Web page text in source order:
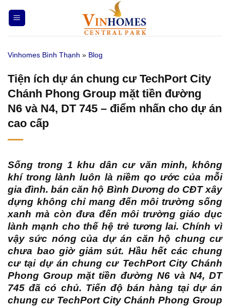
qua
nội
Vinhomes Bình Thạnh » Blog
Tiện ích dự án chung cư TechPort City
Chánh Phong Group mặt tiền đường
N6 và N4, DT 745 – điểm nhấn cho dự án
cao cấp
Sống trong 1 khu dân cư văn minh, không
khí trong lành luôn là niềm qo ước của mỗi
gia đình.bán căn hộ Bình Dươngdo CĐT xây
dựng không chỉ mang đến môi trường sống
xanh mà còn đưa đến môi trường giáo dục
lành mạnh cho thế hệ trẻ tương lai. Chính vì
vậy sức nóng của dự án căn hộ chung cư
chưa bao giờ giảm sút. Hầu hết các chung
cư tại dự án chung cư TechPort City Chánh
Phong Group mặt tiền đường N6 và N4, DT
745 đã có chủ. Tiến độ bán hàng tại dự án
chung cư TechPort City Chánh Phong Group